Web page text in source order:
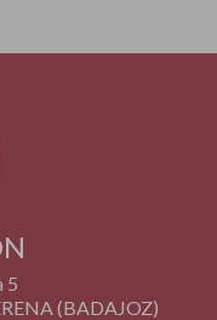
5
(BADAJOZ)